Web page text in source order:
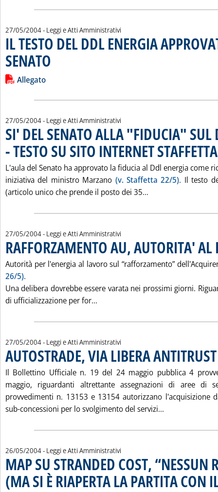
27/05/2004- Leggi e Atti Amministrativi
IL TESTO DEL DDL ENERGIA
SENATO
Leggi tutta la notizia: 'IL TESTO DEL DDL ENERGIA
Lista allegati PDF alla notizia
Allegato
27/05/2004- Leggi e Atti Amministrativi
SI' DEL SENATO ALLA "FIDUCIA" SUL
- TESTO SU SITO INTERNET STAFFETTA
L'aula del Senato ha approvato la fiducia al Ddl energia come
iniziativa del ministro Marzano (v. Staffetta 22/5). Il testo
(articolo unico che prende il posto dei 35...
27/05/2004- Leggi e Atti Amministrativi
RAFFORZAMENTO AU, AUTORITA' AL
Autorità per l'energia al lavoro sul “rafforzamento”
26/5).
Una delibera dovrebbe essere varata nei prossimi giorni.
di ufficializzazione per for...
27/05/2004- Leggi e Atti Amministrativi
AUTOSTRADE, VIA LIBERA
Il Bollettino Ufficiale n. 19 del 24 maggio pubblica 4
maggio, riguardanti altrettante assegnazioni di aree di
provvedimenti n. 13153 e 13154 autorizzano l'acquisizione
sub-concessioni per lo svolgimento del servizi...
26/05/2004- Leggi e Atti Amministrativi
MAP SU STRANDED COST, “NESSUN
(MA SI È RIAPERTA LA PARTITA CON